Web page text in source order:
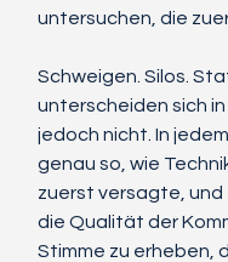
untersuchen, die
Schweigen. Silos.
unterscheiden sich
jedoch nicht. In
genau so, wie
zuerst versagte, und
die Qualität der
Stimme zu erheben,